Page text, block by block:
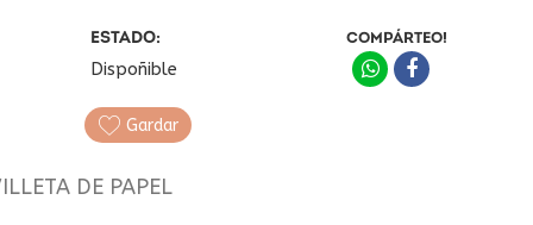
ESTADO:
Dispoñible
COMPÁRTEO!
Gardar
DE PAPEL